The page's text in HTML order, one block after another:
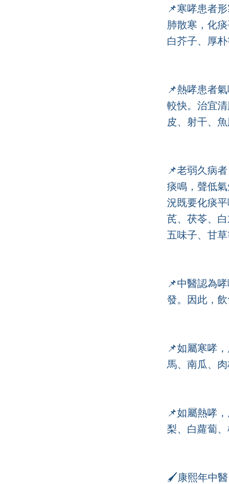
📌寒哮患者
肺散寒，化
白芥子、厚朴
📌熱哮患者
較快。治宜
皮、射干、魚
📌老弱久病
痰鳴，聲低
況既要化痰
芪、茯苓、
五味子、甘草
📌中醫認為
發。因此，
📌如屬寒哮
馬、南瓜、
📌如屬熱哮
梨、白蘿蔔
🖌️康熙年中醫